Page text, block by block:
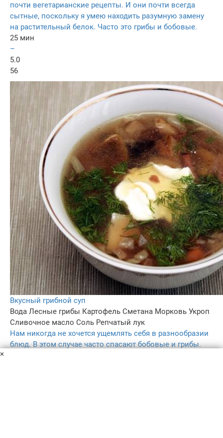
почти вегетарианские рецепты. И они почти всегда
сытные, поскольку я умею находить разумную замену
на растительный белок. Часто это грибы и бобовые.
25 мин
–
5.0
56
Вкусный грибной суп
Вода Лесные грибы Картофель Сметана Морковь Укроп
Сливочное масло Соль Репчатый лук
Нам никогда не хочется ущемлять себя в разнообразии
блюд. В этом случае часто спасают бобовые и грибы.
×